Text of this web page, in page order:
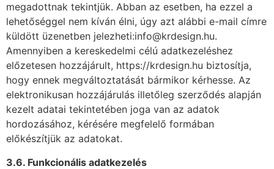
megadottnak tekintjük. Abban az esetben, ha ezzel a
lehetőséggel nem kíván élni, úgy azt alábbi e-mail címre
küldött üzenetben jelezheti:info@krdesign.hu.
Amennyiben a kereskedelmi célú adatkezeléshez
előzetesen hozzájárult, https://krdesign.hu biztosítja,
hogy ennek megváltoztatását bármikor kérhesse. Az
elektronikusan hozzájárulás illetőleg szerződés alapján
kezelt adatai tekintetében joga van az adatok
hordozásához, kérésére megfelelő formában
előkészítjük az adatokat.
3.6. Funkcionális adatkezelés